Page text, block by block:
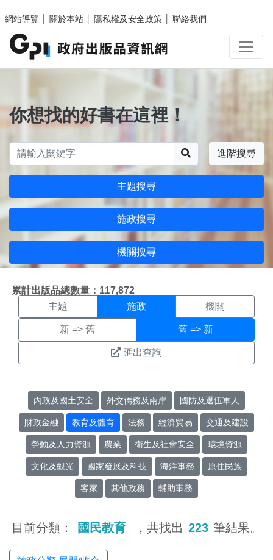
網站導覽
關於本站 隱私權及安全政策 聯絡我們
你想找的好書在這裡！
進階搜尋
主題搜尋
施政搜尋
機關搜尋
累計出版品總數量：117,872
施政搜尋結果頁面
主題 施政 機關
新 => 舊 舊 => 新
匯出查詢
內政及國土安全 外交僑務及兩岸 國防及退伍軍人
財政金融 教育及體育 法務 經濟貿易 交通及建設
勞動及人力資源 農業 衛生及社會安全 環境資源
文化及觀光 國家發展及科技 海洋事務 原住民族
客家 其他政務 輔助事務
目前分類： 國民教育 ，共找出 223 筆結果。